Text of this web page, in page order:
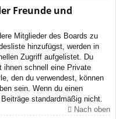
Freunde und
Mitglieder des Boards zu
hinzufügst, werden in
Zugriff aufgelistet. Du
ihnen schnell eine Private
den du verwendest, können
sein. Wenn du einen
standardmäßig nicht.
Nach oben